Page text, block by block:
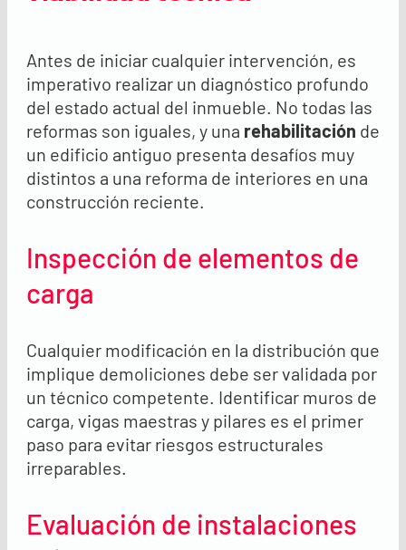
Antes de iniciar cualquier intervención, es
imperativo realizar un diagnóstico profundo
del estado actual del inmueble. No todas las
reformas son iguales, y una rehabilitación de
un edificio antiguo presenta desafíos muy
distintos a una reforma de interiores en una
construcción reciente.
Inspección de elementos de
carga
Cualquier modificación en la distribución que
implique demoliciones debe ser validada por
un técnico competente. Identificar muros de
carga, vigas maestras y pilares es el primer
paso para evitar riesgos estructurales
irreparables.
Evaluación de instalaciones